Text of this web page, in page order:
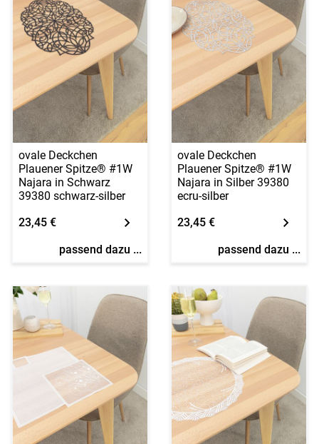
ovale Deckchen
Plauener Spitze® #1W
Najara in Schwarz
39380 schwarz-silber
23,45 €
passend dazu ...
ovale Deckchen
Plauener Spitze® #1W
Najara in Silber 39380
ecru-silber
23,45 €
passend dazu ...